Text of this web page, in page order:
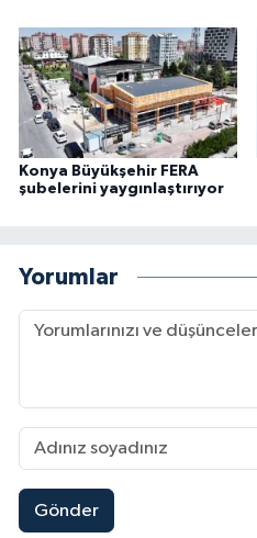
Konya Büyükşehir FERA
şubelerini yaygınlaştırıyor
Yorumlar
Gönder